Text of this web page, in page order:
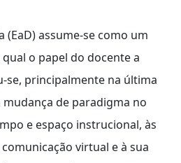
(EaD) assume-se como um
o papel do docente a
principalmente na última
de paradigma no
e espaço instrucional, às
virtual e à sua